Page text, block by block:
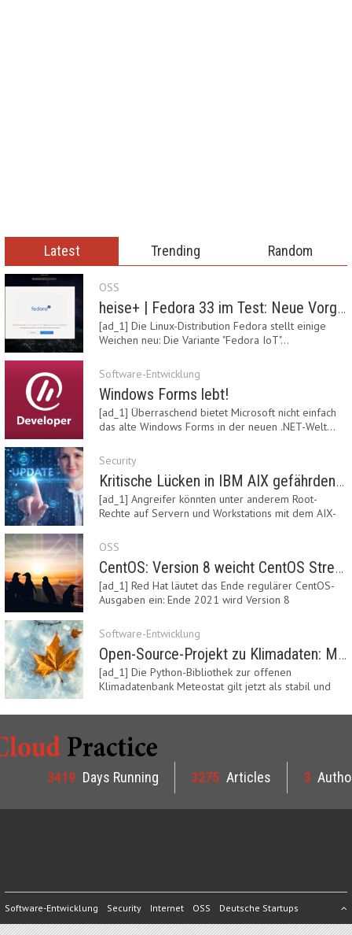
Latest Trending Random
OSS
heise+ | Fedora 33 im Test: Neue Vorgaben mit Btrfs, Systemd-Resolved und zRAM
[ad_1] Die Linux-Distribution Fedora stellt einige
Weichen neu: Die Variante "Fedora IoT"…
Software-Entwicklung
Windows Forms lebt!
[ad_1] Überraschend bietet Microsoft nicht einfach
das alte Windows Forms in der neuen .NET-Welt…
Security
Kritische Lücken in IBM AIX gefährden Server
[ad_1] Angreifer könnten unter anderem Root-
Rechte auf Servern und Workstations mit dem AIX-
OSS
CentOS: Version 8 weicht CentOS Stream
[ad_1] Red Hat läutet das Ende regulärer CentOS-
Ausgaben ein: Ende 2021 wird Version 8
Software-Entwicklung
Open-Source-Projekt zu Klimadaten: Meteostat Python Library 1.0 erschienen
[ad_1] Die Python-Bibliothek zur offenen
Klimadatenbank Meteostat gilt jetzt als stabil und
3419 Days Running 3275 Articles 3
Software-Entwicklung Security Internet OSS Deutsche Startups